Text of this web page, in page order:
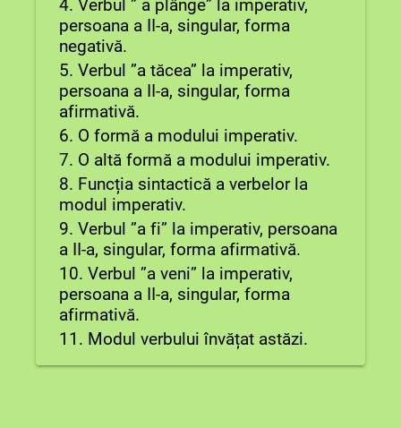
4. Verbul ” a plânge” la imperativ,
persoana a II-a, singular, forma
negativă.
5. Verbul ”a tăcea” la imperativ,
persoana a II-a, singular, forma
afirmativă.
6. O formă a modului imperativ.
7. O altă formă a modului imperativ.
8. Funcția sintactică a verbelor la
modul imperativ.
9. Verbul ”a fi” la imperativ, persoana
a II-a, singular, forma afirmativă.
10. Verbul ”a veni” la imperativ,
persoana a II-a, singular, forma
afirmativă.
11. Modul verbului învățat astăzi.